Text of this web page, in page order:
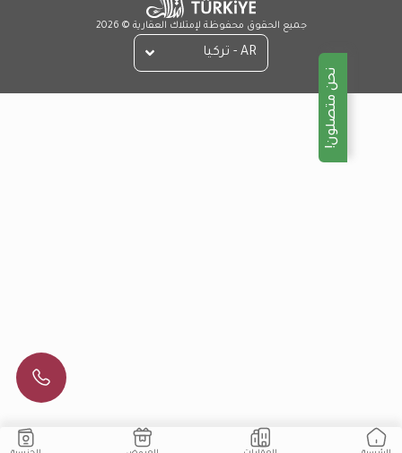
جميع الحقوق محفوظة لإمتلاك العقارية © 2026
AR - تركيا
نحن متصلون!